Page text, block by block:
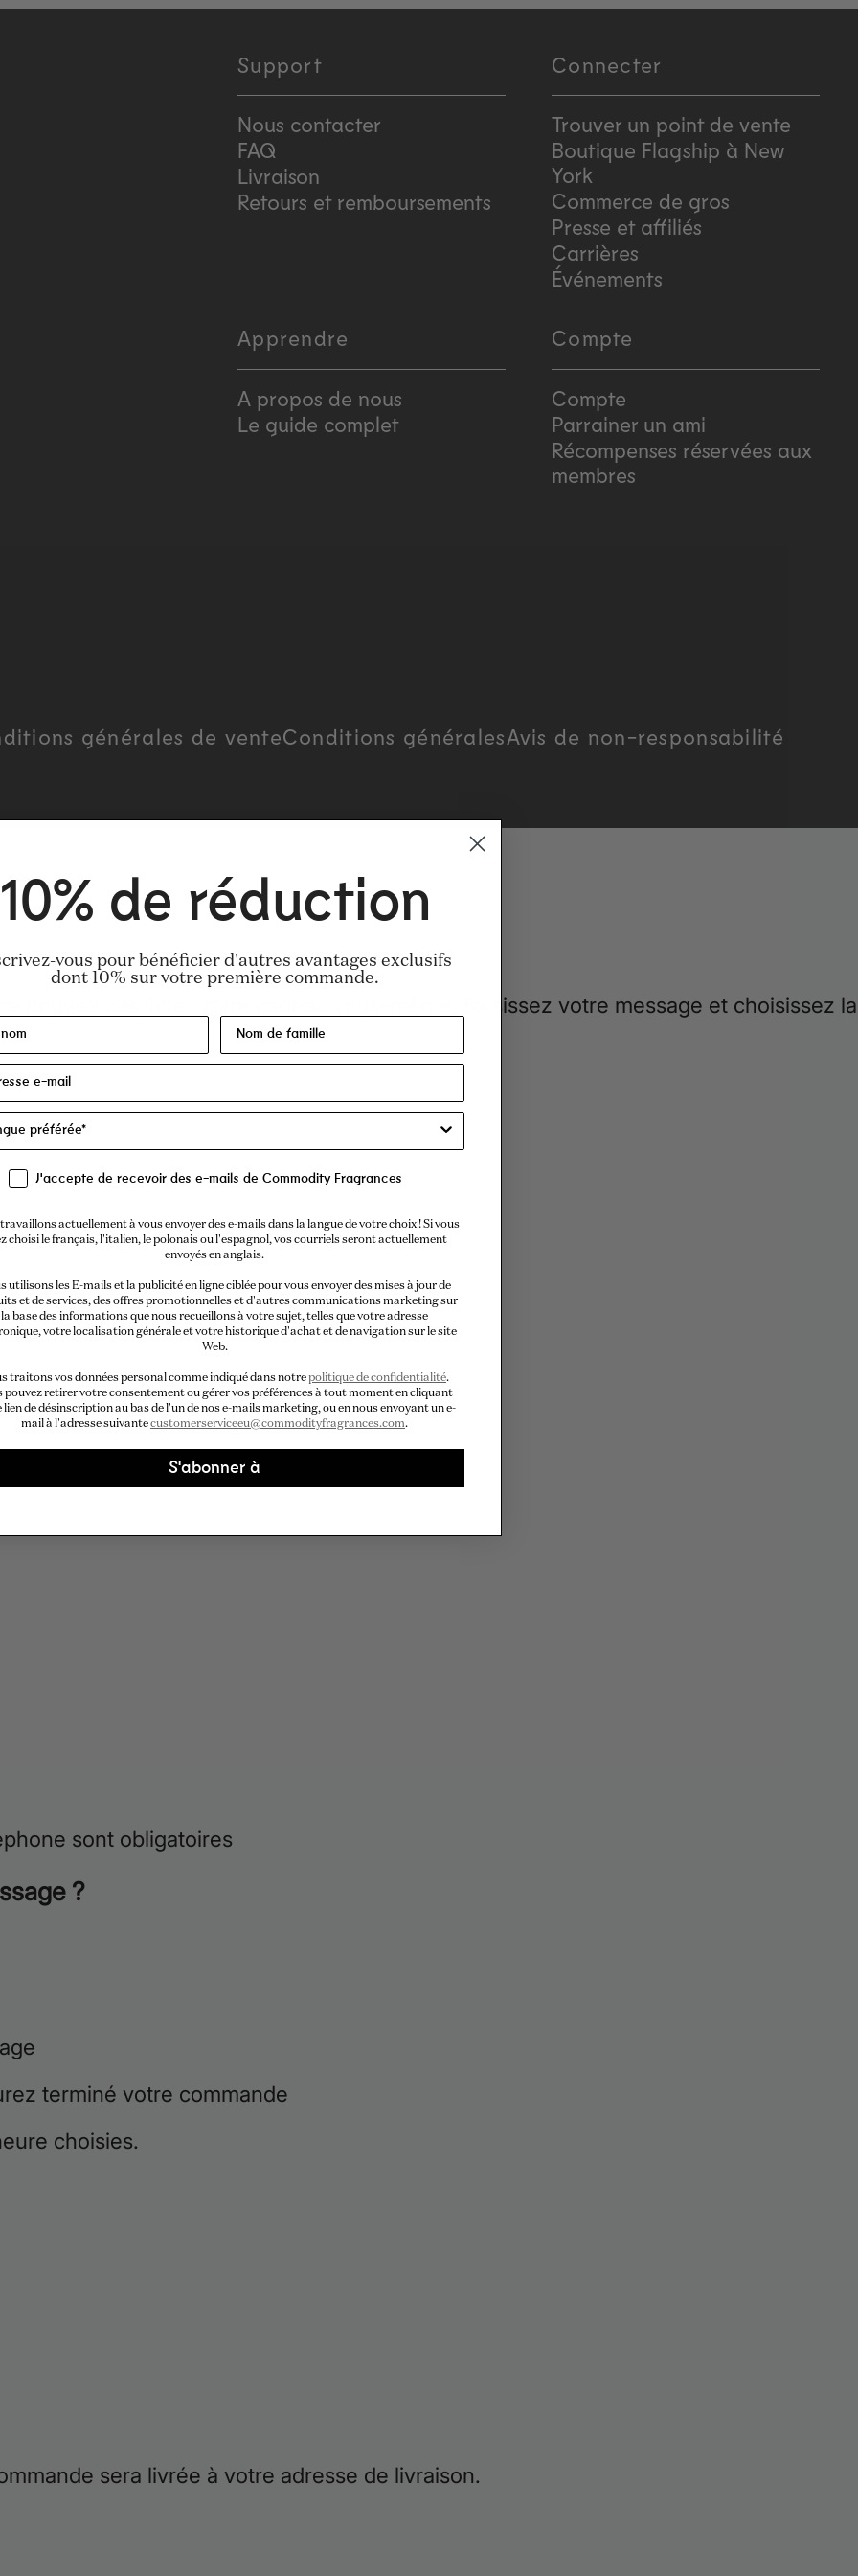
Support
Nous contacter
FAQ
Livraison
Retours et remboursements
Connecter
Trouver un point de vente
Boutique Flagship à New
York
Commerce de gros
Presse et affiliés
Carrières
Événements
Apprendre
A propos de nous
Le guide complet
Compte
Compte
Parrainer un ami
Récompenses réservées aux
membres
générales de venteConditions généralesAvis de non-responsabilité
10% de réduction
vous pour bénéficier d'autres avantages exclusifs
dont 10% sur votre première commande.
J'accepte de recevoir des e-mails de Commodity Fragrances
actuellement à vous envoyer des e-mails dans la langue de votre choix ! Si vous
choisi le français, l'italien, le polonais ou l'espagnol, vos courriels seront actuellement
envoyés en anglais.
utilisons les E-mails et la publicité en ligne ciblée pour vous envoyer des mises à jour de
et de services, des offres promotionnelles et d'autres communications marketing sur
la base des informations que nous recueillons à votre sujet, telles que votre adresse
votre localisation générale et votre historique d'achat et de navigation sur le site
Web.
traitons vos données personal comme indiqué dans notrepolitique de confidentialité.
pouvez retirer votre consentement ou gérer vos préférences à tout moment en cliquant
lien de désinscription au bas de l'un de nos e-mails marketing, ou en nous envoyant un e-
mail à l'adresse suivantecustomerserviceeu@commodityfragrances.com.
S'abonner à